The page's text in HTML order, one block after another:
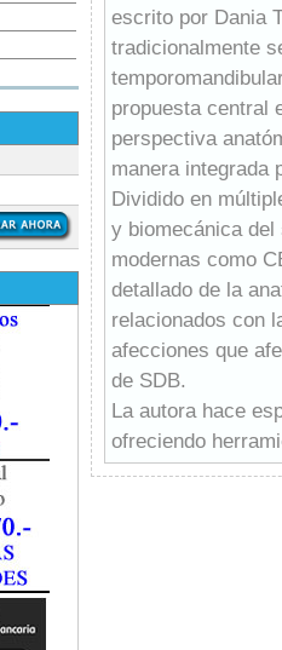
escrito por Dania
tradicionalmente
propuesta central
perspectiva
manera integrada
Dividido en
y biomecánica
modernas como
detallado de la
relacionados con
afecciones que
de SDB.
La autora hace
ofreciendo
SDB. Se incluyen